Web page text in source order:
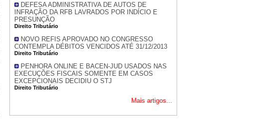
DEFESA ADMINISTRATIVA DE AUTOS DE
INFRAÇÃO DA RFB LAVRADOS POR INDÍCIO E
PRESUNÇÃO
Direito Tributário
NOVO REFIS APROVADO NO CONGRESSO
CONTEMPLA DÉBITOS VENCIDOS ATÉ 31/12/2013
Direito Tributário
PENHORA ONLINE E BACEN-JUD USADOS NAS
EXECUÇÕES FISCAIS SOMENTE EM CASOS
EXCEPCIONAIS DECIDIU O STJ
Direito Tributário
Mais artigos...